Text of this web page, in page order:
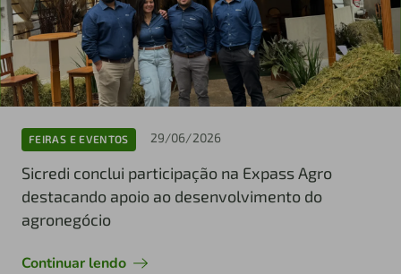
FEIRAS E EVENTOS 29/06/2026
Sicredi conclui participação na Expass Agro
destacando apoio ao desenvolvimento do
agronegócio
Continuar lendo